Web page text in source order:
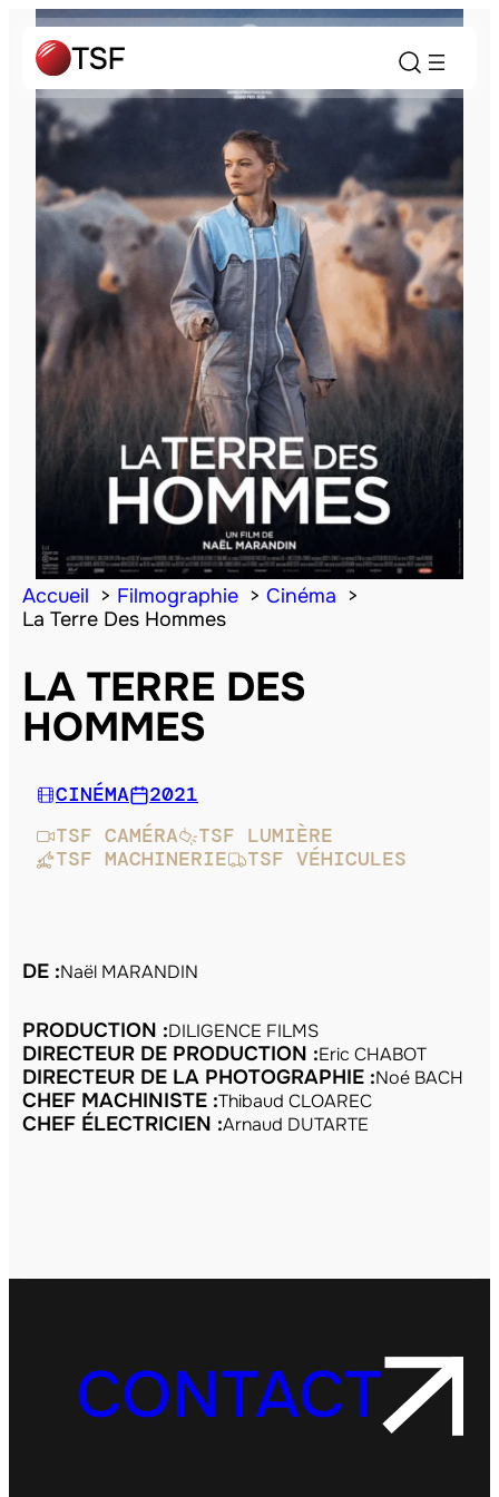
Accueil Filmographie
Cinéma
La Terre Des Hommes
LA TERRE DES
HOMMES
CINÉMA
2021
TSF CAMÉRA
TSF LUMIÈRE
TSF MACHINERIE
TSF VÉHICULES
DE :Naël MARANDIN
PRODUCTION :DILIGENCE FILMS
DIRECTEUR DE PRODUCTION :Eric CHABOT
DIRECTEUR DE LA PHOTOGRAPHIE :Noé BACH
CHEF MACHINISTE :Thibaud CLOAREC
CHEF ÉLECTRICIEN :Arnaud DUTARTE
CONTACT